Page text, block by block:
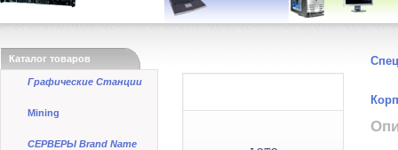
Каталог товаров
Графические Станции
Mining
СЕРВЕРЫ Brand Name